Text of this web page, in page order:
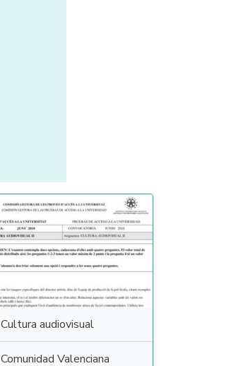
Cultura audiovisual
Comunidad Valenciana